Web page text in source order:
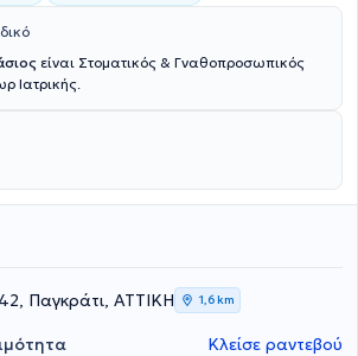
είναι Στοματικός & Γναθοπροσωπικός
Ιατρικής.
Παγκράτι, ΑΤΤΙΚΗ 1,6 km
Κλείσε ραντεβού